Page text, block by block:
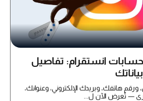
انستقرام: تفاصيل
هاتفك، وبريدك الإلكتروني، وعنوانك،
— تُعرض الآن ل...